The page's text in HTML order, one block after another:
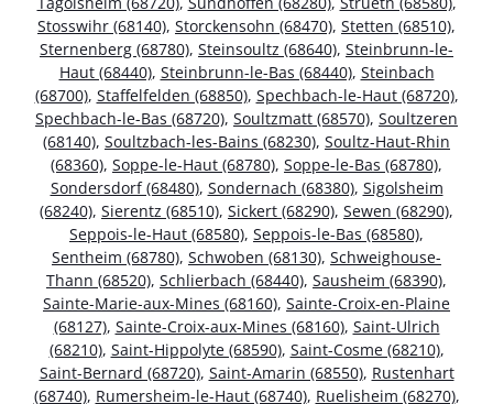
Stosswihr (68140), Storckensohn (68470), Stetten (68510),
Sternenberg (68780), Steinsoultz (68640), Steinbrunn-le-
Haut (68440), Steinbrunn-le-Bas (68440), Steinbach
(68700), Staffelfelden (68850), Spechbach-le-Haut (68720),
Spechbach-le-Bas (68720), Soultzmatt (68570), Soultzeren
(68140), Soultzbach-les-Bains (68230), Soultz-Haut-Rhin
(68360), Soppe-le-Haut (68780), Soppe-le-Bas (68780),
Sondersdorf (68480), Sondernach (68380), Sigolsheim
(68240), Sierentz (68510), Sickert (68290), Sewen (68290),
Seppois-le-Haut (68580), Seppois-le-Bas (68580),
Sentheim (68780), Schwoben (68130), Schweighouse-
Thann (68520), Schlierbach (68440), Sausheim (68390),
Sainte-Marie-aux-Mines (68160), Sainte-Croix-en-Plaine
(68127), Sainte-Croix-aux-Mines (68160), Saint-Ulrich
(68210), Saint-Hippolyte (68590), Saint-Cosme (68210),
Saint-Bernard (68720), Saint-Amarin (68550), Rustenhart
(68740), Rumersheim-le-Haut (68740), Ruelisheim (68270),